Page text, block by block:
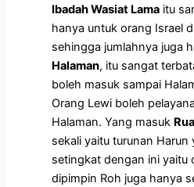
Ibadah Wasiat Lama itu
hanya untuk orang Israel
sehingga jumlahnya juga
Halaman, itu sangat
boleh masuk sampai
Orang Lewi boleh
Halaman. Yang masuk
sekali yaitu turunan
setingkat dengan ini yaitu
dipimpin Roh juga hanya